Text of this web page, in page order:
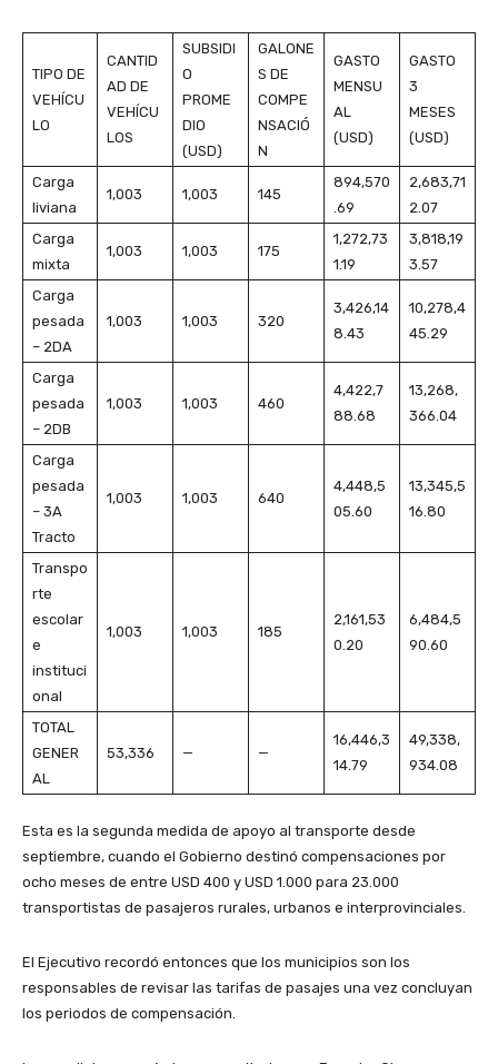
TIPO DE
VEHÍCU
LO
CANTID
AD DE
VEHÍCU
LOS
SUBSIDI
O
PROME
DIO
(USD)
GALONE
S DE
COMPE
NSACIÓ
N
GASTO
MENSU
AL
(USD)
GASTO
3
MESES
(USD)
Carga
liviana
1,003 1,003 145
894,570
.69
2,683,71
2.07
Carga
mixta
1,003 1,003 175
1,272,73
1.19
3,818,19
3.57
Carga
pesada
– 2DA
1,003 1,003 320
3,426,14
8.43
10,278,4
45.29
Carga
pesada
– 2DB
1,003 1,003 460
4,422,7
88.68
13,268,
366.04
Carga
pesada
– 3A
Tracto
1,003 1,003 640
4,448,5
05.60
13,345,5
16.80
Transpo
rte
escolar
e
instituci
onal
1,003 1,003 185
2,161,53
0.20
6,484,5
90.60
TOTAL
GENER
AL
53,336 — —
16,446,3
14.79
49,338,
934.08
Esta es la segunda medida de apoyo al transporte desde
septiembre, cuando el Gobierno destinó compensaciones por
ocho meses de entre USD 400 y USD 1.000 para 23.000
transportistas de pasajeros rurales, urbanos e interprovinciales.
El Ejecutivo recordó entonces que los municipios son los
responsables de revisar las tarifas de pasajes una vez concluyan
los periodos de compensación.